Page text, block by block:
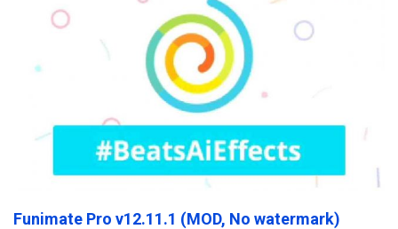
Funimate Pro v12.11.1 (MOD, No watermark)